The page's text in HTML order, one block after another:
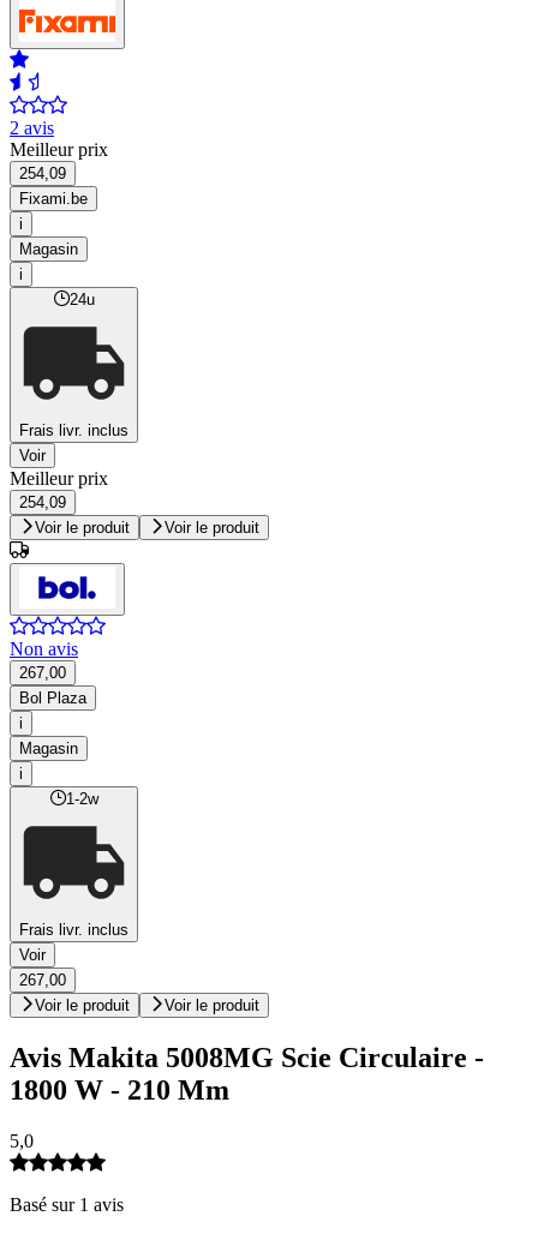
2 avis
Meilleur prix
254,09
Fixami.be
i
Magasin
i
24u
Frais livr. inclus
Voir
Meilleur prix
254,09
Voir le produit
Voir le produit
Non avis
267,00
Bol Plaza
i
Magasin
i
1-2w
Frais livr. inclus
Voir
267,00
Voir le produit
Voir le produit
Avis Makita 5008MG Scie Circulaire -
1800 W - 210 Mm
5,0
Basé sur 1 avis